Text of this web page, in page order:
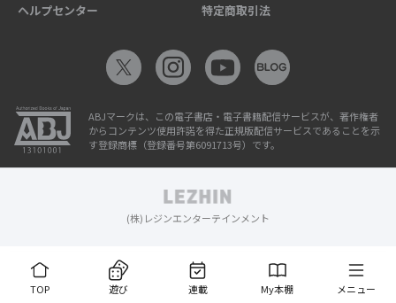
TOP 遊び 連載 My本棚 メニュー
ヘルプセンター 特定商取引法
ABJマークは、この電子書店・電子書籍配信サービスが、著作権者
からコンテンツ使用許諾を得た正規版配信サービスであることを示
す登録商標（登録番号第6091713号）です。
(株)レジンエンターテインメント